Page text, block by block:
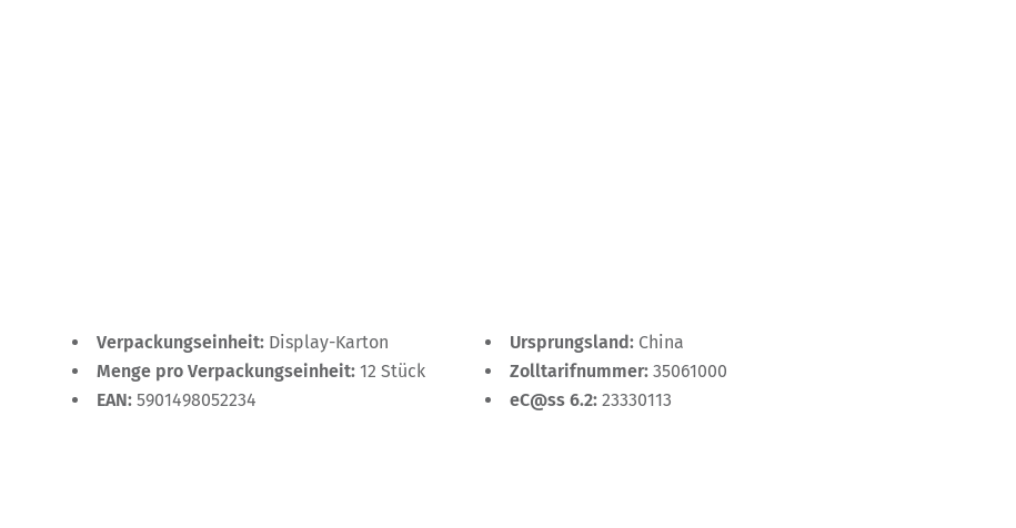
Verpackungseinheit: Display-Karton
Menge pro Verpackungseinheit: 12 Stück
EAN: 5901498052234
Ursprungsland: China
Zolltarifnummer: 35061000
eC@ss 6.2: 23330113